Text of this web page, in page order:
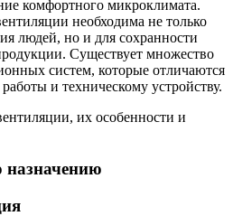
комфортного микроклимата.
необходима не только
людей, но и для сохранности
Существует множество
систем, которые отличаются
и техническому устройству.
их особенности и
назначению